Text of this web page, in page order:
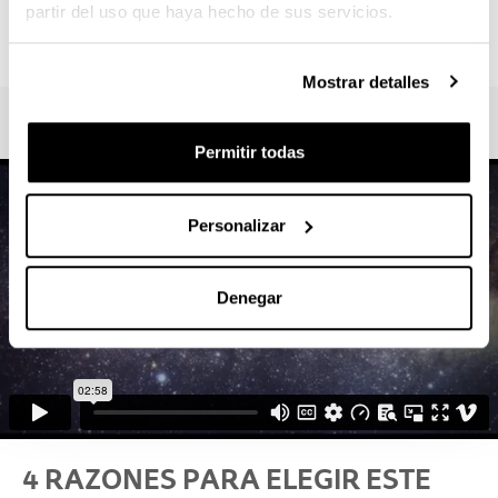
partir del uso que haya hecho de sus servicios.
Mostrar detalles
Permitir todas
Personalizar
Denegar
postgrados.eib@ehu.eus
946013917
4 RAZONES PARA ELEGIR ESTE